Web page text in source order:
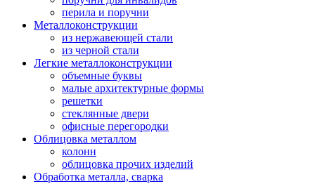
перила и поручни
Металлоконструкции
из нержавеющей стали
из черной стали
Легкие металлоконструкции
объемные буквы
малые архитектурные формы
решетки
стеклянные двери
офисные перегородки
Облицовка металлом
колонн
облицовка прочих изделий
Обработка металла, сварка